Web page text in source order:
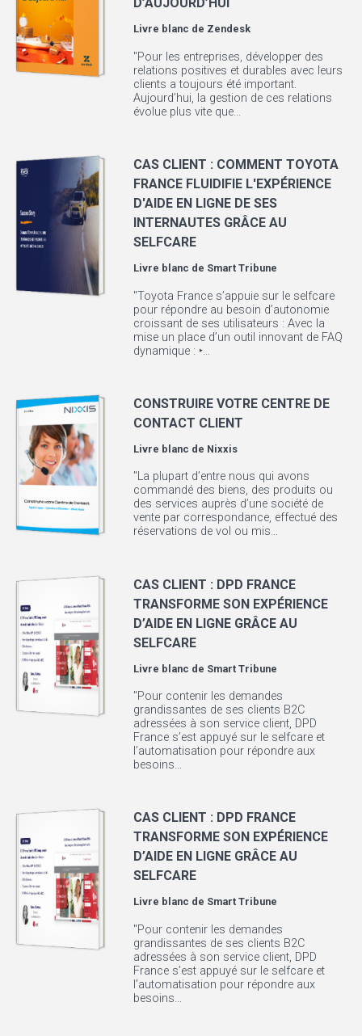
D’AUJOURD’HUI
Livre blanc de Zendesk
"Pour les entreprises, développer des
relations positives et durables avec leurs
clients a toujours été important.
Aujourd’hui, la gestion de ces relations
évolue plus vite que...
CAS CLIENT : COMMENT TOYOTA
FRANCE FLUIDIFIE L'EXPÉRIENCE
D'AIDE EN LIGNE DE SES
INTERNAUTES GRÂCE AU
SELFCARE
Livre blanc de Smart Tribune
"Toyota France s’appuie sur le selfcare
pour répondre au besoin d’autonomie
croissant de ses utilisateurs : Avec la
mise un place d’un outil innovant de FAQ
dynamique : ‣...
CONSTRUIRE VOTRE CENTRE DE
CONTACT CLIENT
Livre blanc de Nixxis
"La plupart d’entre nous qui avons
commandé des biens, des produits ou
des services auprès d’une société de
vente par correspondance, effectué des
réservations de vol ou mis...
CAS CLIENT : DPD FRANCE
TRANSFORME SON EXPÉRIENCE
D’AIDE EN LIGNE GRÂCE AU
SELFCARE
Livre blanc de Smart Tribune
"Pour contenir les demandes
grandissantes de ses clients B2C
adressées à son service client, DPD
France s’est appuyé sur le selfcare et
l’automatisation pour répondre aux
besoins...
CAS CLIENT : DPD FRANCE
TRANSFORME SON EXPÉRIENCE
D’AIDE EN LIGNE GRÂCE AU
SELFCARE
Livre blanc de Smart Tribune
"Pour contenir les demandes
grandissantes de ses clients B2C
adressées à son service client, DPD
France s’est appuyé sur le selfcare et
l’automatisation pour répondre aux
besoins...